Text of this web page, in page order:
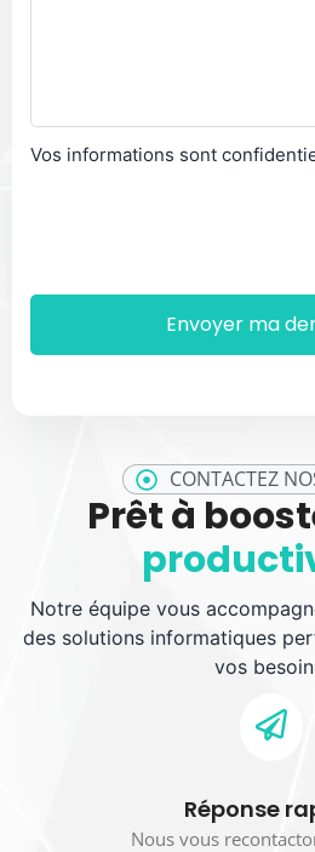
CONTACTEZ
Prêt à
Notre équipe vous
des solutions informatiques
vos
Réponse
Nous vous
Vos informations sont